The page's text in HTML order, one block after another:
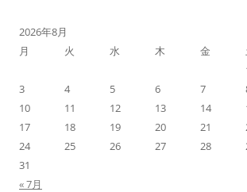
2026年8月
月
火 水 木 金
3
4 5 6 7
10
11 12 13 14
17
18 19 20 21
24
25 26 27 28
31
« 7月